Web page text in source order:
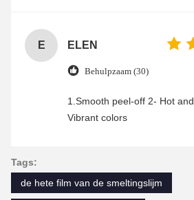
E ELEN
Behulpzaam (30)
1.Smooth peel-off 2- Hot
Vibrant colors
Tags:
de hete film van de smeltingslijm